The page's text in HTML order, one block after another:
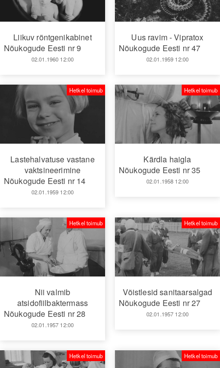
Liikuv röntgenikabinet
Nõukogude Eesti nr 9
02.01.1960 12:00
Uus ravim - Vipratox
Nõukogude Eesti nr 47
02.01.1959 12:00
Lastehalvatuse vastane
vaktsineerimine
Nõukogude Eesti nr 14
02.01.1959 12:00
Hetkel toimub
Kärdla haigla
Nõukogude Eesti nr 35
02.01.1958 12:00
Hetkel toimub
Nii valmib
atsidofiilbaktermass
Nõukogude Eesti nr 28
02.01.1957 12:00
Hetkel toimub
Võistlesid sanitaarsalgad
Nõukogude Eesti nr 27
02.01.1957 12:00
Hetkel toimub
Hetkel toimub Hetkel toimub